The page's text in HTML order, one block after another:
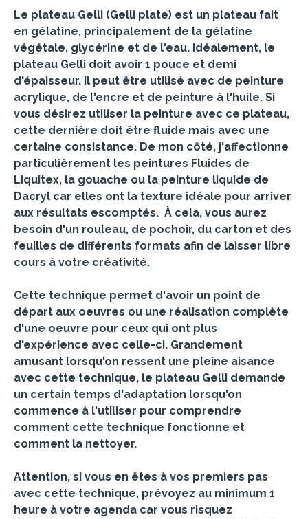
Le plateau Gelli (Gelli plate) est un plateau fait
en gélatine, principalement de la gélatine
végétale, glycérine et de l'eau. Idéalement, le
plateau Gelli doit avoir 1 pouce et demi
d'épaisseur. Il peut être utilisé avec de peinture
acrylique, de l'encre et de peinture à l'huile. Si
vous désirez utiliser la peinture avec ce plateau,
cette dernière doit être fluide mais avec une
certaine consistance. De mon côté, j'affectionne
particulièrement les peintures Fluides de
Liquitex, la gouache ou la peinture liquide de
Dacryl car elles ont la texture idéale pour arriver
aux résultats escomptés. À cela, vous aurez
besoin d'un rouleau, de pochoir, du carton et des
feuilles de différents formats afin de laisser libre
cours à votre créativité.
Cette technique permet d'avoir un point de
départ aux oeuvres ou une réalisation complète
d'une oeuvre pour ceux qui ont plus
d'expérience avec celle-ci. Grandement
amusant lorsqu'on ressent une pleine aisance
avec cette technique, le plateau Gelli demande
un certain temps d'adaptation lorsqu'on
commence à l'utiliser pour comprendre
comment cette technique fonctionne et
comment la nettoyer.
Attention, si vous en êtes à vos premiers pas
avec cette technique, prévoyez au minimum 1
heure à votre agenda car vous risquez